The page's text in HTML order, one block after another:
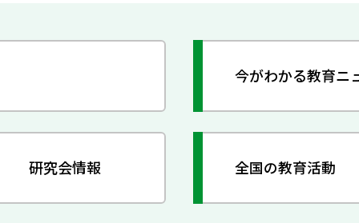
今がわかる教育ニ
研究会情報 全国の教育活動